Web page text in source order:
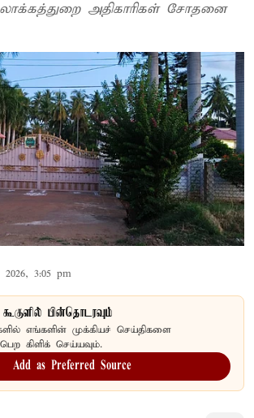
அதிகாரிகள் சோதனை
2026, 3:05 pm
பின்தொடரவும்
எங்களின் முக்கியச் செய்திகளை
கிளிக் செய்யவும்.
Add as Preferred Source